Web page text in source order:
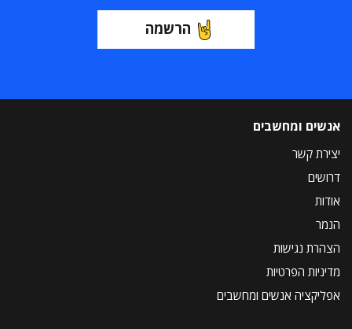
הרשמה
אנשים ומחשבים
יצירת קשר
דרושים
אודות
הנמר
הצהרת נגישות
מדיניות הפרטיות
אפליקציה אנשים ומחשבים